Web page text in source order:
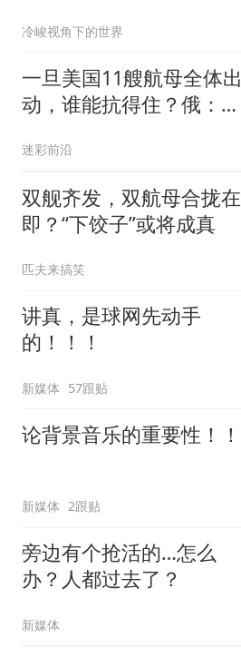
冷峻视角下的世界
一旦美国11艘航母全体出
动，谁能抗得住？俄：全
迷彩前沿
双舰齐发，双航母合拢在
即？“下饺子”或将成真
匹夫来搞笑
讲真，是球网先动手
的！！！
新媒体 57跟贴
论背景音乐的重要性！！
新媒体 2跟贴
旁边有个抢活的…怎么
办？人都过去了？
新媒体